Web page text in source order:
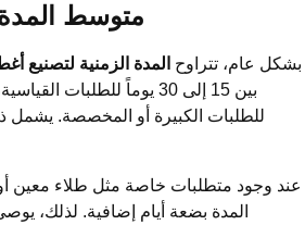
متوسط المدة
بشكل عام، تتراوح المدة الزمنية
للطلبات الكبيرة أو المخصصة. يشمل
عند وجود متطلبات خاصة مثل طلاء معين أو
المدة بضعة أيام إضافية. لذلك،